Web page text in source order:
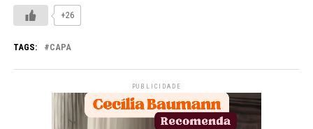
+26
TAGS: CAPA
PUBLICIDADE